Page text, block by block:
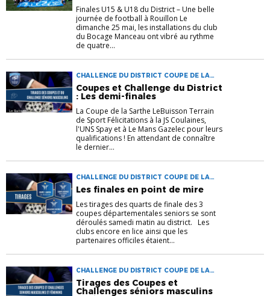
Finales U15 & U18 du District – Une belle
journée de football à Rouillon Le
dimanche 25 mai, les installations du club
du Bocage Manceau ont vibré au rythme
de quatre...
CHALLENGE DU DISTRICT COUPE DE LA
SARTHE COUPE DU DISTRICT
Coupes et Challenge du District
: Les demi-finales
La Coupe de la Sarthe LeBuisson Terrain
de Sport Félicitations à la JS Coulaines,
l'UNS Spay et à Le Mans Gazelec pour leurs
qualifications ! En attendant de connaître
le dernier...
CHALLENGE DU DISTRICT COUPE DE LA
SARTHE COUPE DU DISTRICT
Les finales en point de mire
Les tirages des quarts de finale des 3
coupes départementales seniors se sont
déroulés samedi matin au district. Les
clubs encore en lice ainsi que les
partenaires officiles étaient...
CHALLENGE DU DISTRICT COUPE DE LA
SARTHE COUPE DU DISTRICT COUPE
SENIORS
Tirages des Coupes et
Challenges séniors masculins